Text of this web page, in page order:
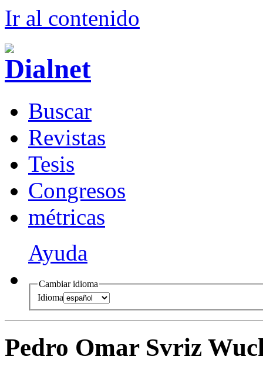
Ir al contenido
Buscar
Revistas
Tesis
Congresos
métricas
Ayuda
Cambiar idioma
Idioma
Pedro Omar Svriz